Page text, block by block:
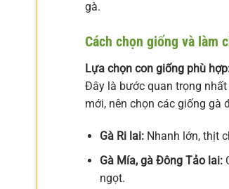
gà.
Cách chọn giống và làm
Lựa chọn con giống phù
Đây là bước quan trọng
mới, nên chọn các giống gà
Gà Ri lai:Nhanh lớn, thịt
Gà Mía, gà Đông Tảo lai:
ngọt.